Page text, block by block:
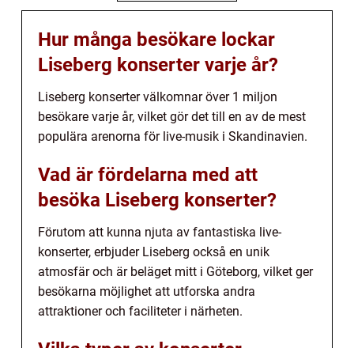
Hur många besökare lockar
Liseberg konserter varje år?
Liseberg konserter välkomnar över 1 miljon
besökare varje år, vilket gör det till en av de mest
populära arenorna för live-musik i Skandinavien.
Vad är fördelarna med att
besöka Liseberg konserter?
Förutom att kunna njuta av fantastiska live-
konserter, erbjuder Liseberg också en unik
atmosfär och är beläget mitt i Göteborg, vilket ger
besökarna möjlighet att utforska andra
attraktioner och faciliteter i närheten.